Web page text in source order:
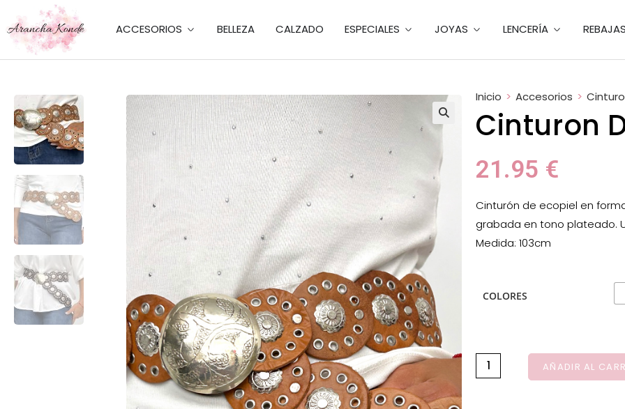
ACCESORIOS BELLEZA CALZADO ESPECIALES JOYAS LENCERÍA
Inicio > Accesorios >
Cinturon
21.95 €
Cinturón de ecopiel en
grabada en tono plateado.
Medida: 103cm
COLORES
AÑADIR AL